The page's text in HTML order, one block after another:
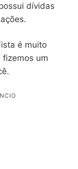
dívidas
é muito
fizemos um